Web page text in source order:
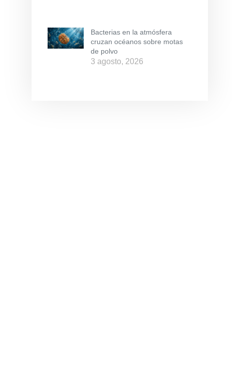
Bacterias en la atmósfera
cruzan océanos sobre motas
de polvo
3 agosto, 2026